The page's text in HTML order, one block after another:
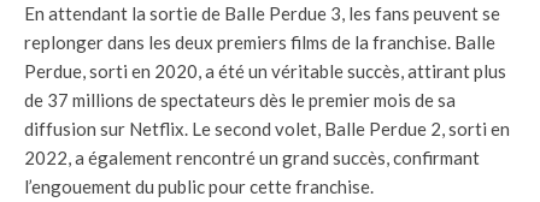
En attendant la sortie de Balle Perdue 3, les fans peuvent se
replonger dans les deux premiers films de la franchise. Balle
Perdue, sorti en 2020, a été un véritable succès, attirant plus
de 37 millions de spectateurs dès le premier mois de sa
diffusion sur Netflix. Le second volet, Balle Perdue 2, sorti en
2022, a également rencontré un grand succès, confirmant
l’engouement du public pour cette franchise.